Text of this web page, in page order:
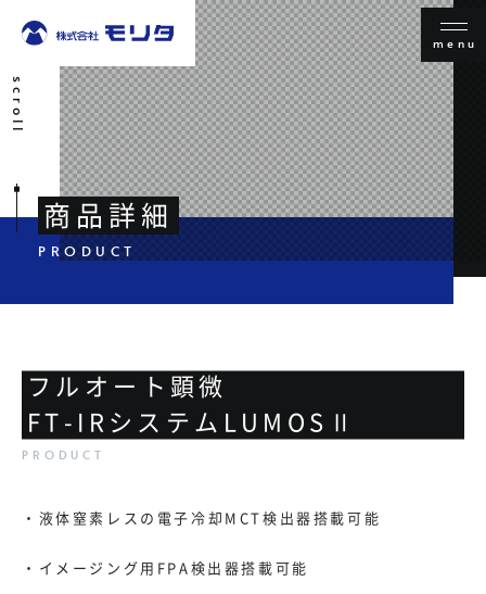
scroll
menu
商品詳細
フルオート顕微
FT-IRシステムLUMOSⅡ
・液体窒素レスの電子冷却MCT検出器搭載可能
・イメージング用FPA検出器搭載可能